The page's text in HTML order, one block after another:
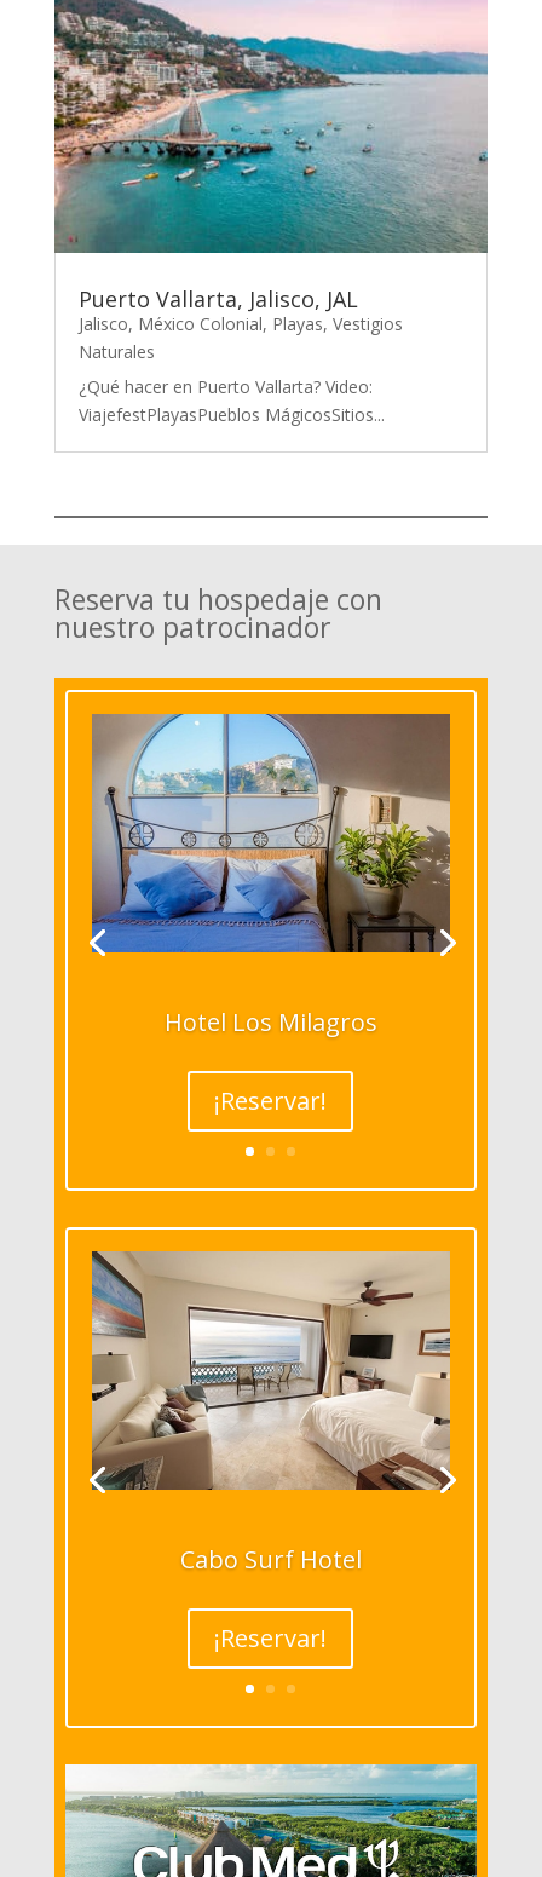
Puerto Vallarta, Jalisco, JAL
Jalisco, México Colonial, Playas, Vestigios
Naturales
¿Qué hacer en Puerto Vallarta? Video:
ViajefestPlayasPueblos MágicosSitios...
Reserva tu hospedaje con
nuestro patrocinador
Hotel Los Milagros
¡Reservar!
Cabo Surf Hotel
¡Reservar!